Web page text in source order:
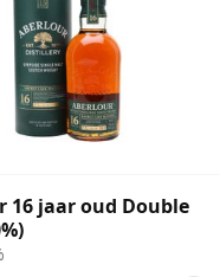
16 jaar oud Double